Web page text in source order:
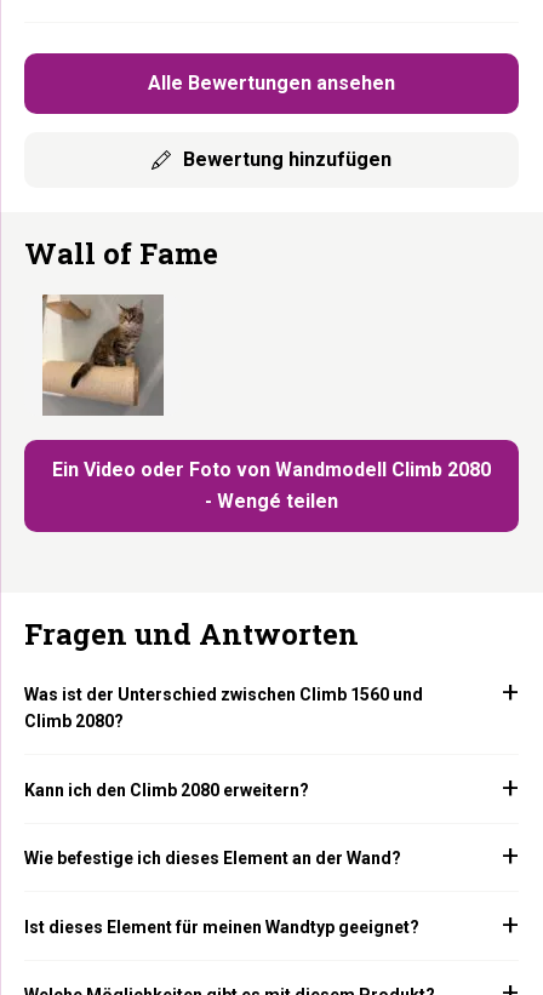
Alle Bewertungen ansehen
Bewertung hinzufügen
Wall of Fame
Ein Video oder Foto von Wandmodell Climb 2080
- Wengé teilen
Fragen und Antworten
Was ist der Unterschied zwischen Climb 1560 und
Climb 2080?
Kann ich den Climb 2080 erweitern?
Wie befestige ich dieses Element an der Wand?
Ist dieses Element für meinen Wandtyp geeignet?